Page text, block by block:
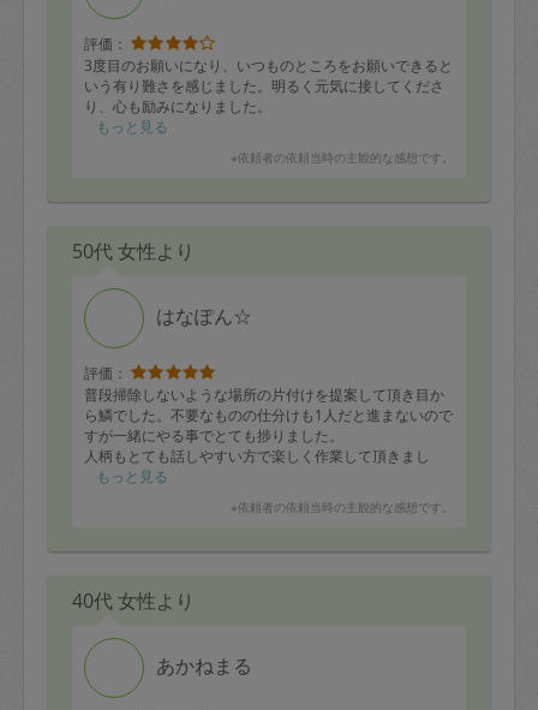
評価：
3度目のお願いになり、いつものところをお願いできると
いう有り難さを感じました。明るく元気に接してくださ
り、心も励みになりました。
もっと見る
※依頼者の依頼当時の主観的な感想です。
50代 女性より
はなぽん☆
評価：
普段掃除しないような場所の片付けを提案して頂き目か
ら鱗でした。不要なものの仕分けも1人だと進まないので
すが一緒にやる事でとても捗りました。
人柄もとても話しやすい方で楽しく作業して頂きまし
た！もっと見る
※依頼者の依頼当時の主観的な感想です。
40代 女性より
あかねまる